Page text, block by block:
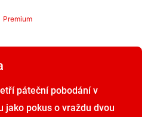
Premium
páteční pobodání v
jako pokus o vraždu dvou